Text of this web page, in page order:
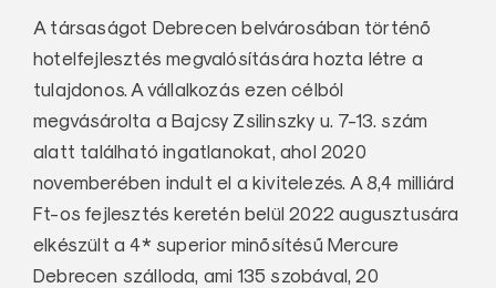
A társaságot Debrecen belvárosában történő
hotelfejlesztés megvalósítására hozta létre a
tulajdonos. A vállalkozás ezen célból
megvásárolta a Bajcsy Zsilinszky u. 7-13. szám
alatt található ingatlanokat, ahol 2020
novemberében indult el a kivitelezés. A 8,4 milliárd
Ft-os fejlesztés keretén belül 2022 augusztusára
elkészült a 4* superior minősítésű Mercure
Debrecen szálloda, ami 135 szobával, 20